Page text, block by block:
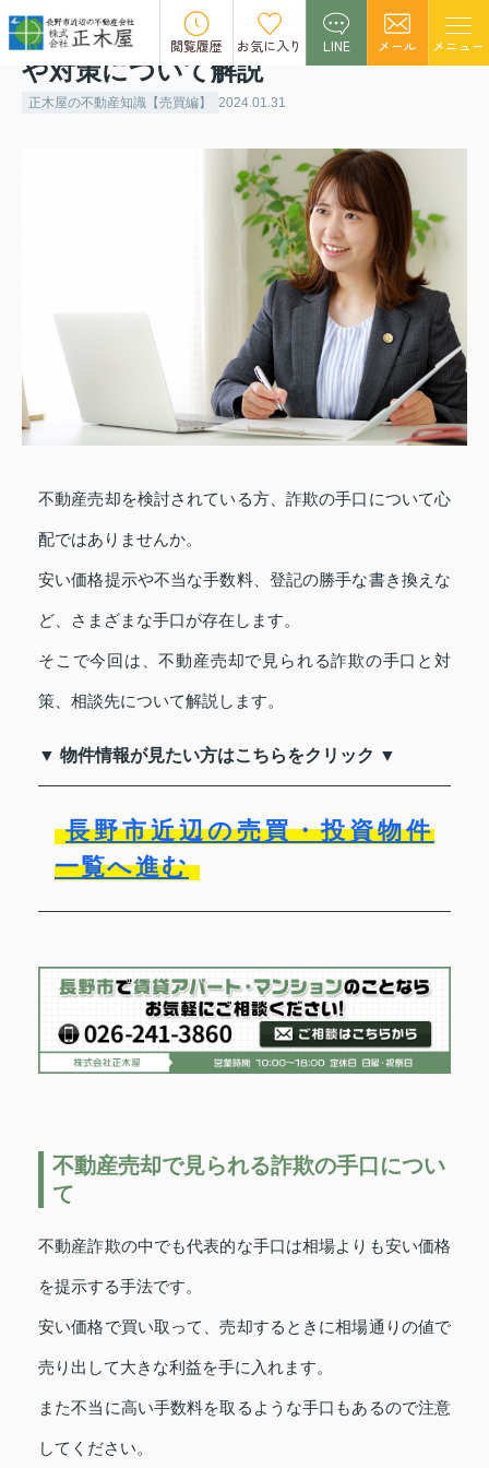
閲覧履歴 お気に入り LINE メール メニュー
不動産売却詐欺にご注意！その手口
や対策について解説
正木屋の不動産知識【売買編】 2024.01.31
不動産売却を検討されている方、詐欺の手口について心
配ではありませんか。
安い価格提示や不当な手数料、登記の勝手な書き換えな
ど、さまざまな手口が存在します。
そこで今回は、不動産売却で見られる詐欺の手口と対
策、相談先について解説します。
▼ 物件情報が見たい方はこちらをクリック ▼
長野市近辺の売買・投資物件
一覧へ進む
不動産売却で見られる詐欺の手口につい
て
不動産詐欺の中でも代表的な手口は相場よりも安い価格
を提示する手法です。
安い価格で買い取って、売却するときに相場通りの値で
売り出して大きな利益を手に入れます。
また不当に高い手数料を取るような手口もあるので注意
してください。